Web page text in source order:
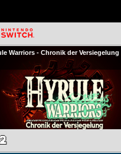
Warriors - Chronik der Versiegelung